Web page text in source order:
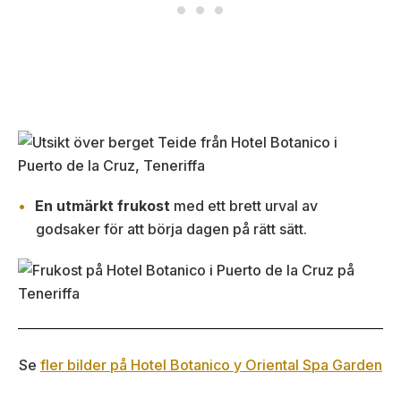
En utmärkt frukost med ett brett urval av
godsaker för att börja dagen på rätt sätt.
Se fler bilder på Hotel Botanico y Oriental Spa Garden